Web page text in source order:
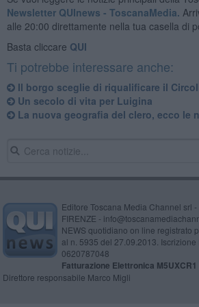
Newsletter QUInews - ToscanaMedia.
alle 20:00 direttamente nella tua casella di
Basta cliccare QUI
Ti potrebbe interessare anche:
Il borgo sceglie di riqualificare il
Un secolo di vita per Luigina
La nuova geografia del clero, ecco le
Editore Toscana Media Channel srl
FIRENZE -
NEWS quotidiano on line registrato
al n. 5935 del 27.09.2013. Iscrizione
0620787048
Fatturazione Elettronica M5UXCR1
Direttore responsabile Marco Migli